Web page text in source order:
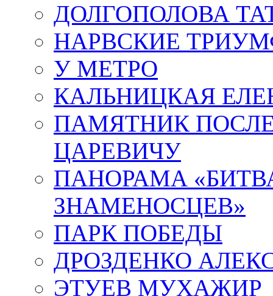
ДОЛГОПОЛОВА
НАРВСКИЕ
У МЕТРО
КАЛЬНИЦКАЯ
ПАМЯТНИК
ЦАРЕВИЧУ
ПАНОРАМА
ЗНАМЕНОСЦЕВ»
ПАРК ПОБЕДЫ
ДРОЗДЕНКО
ЭТУЕВ МУХАЖИР